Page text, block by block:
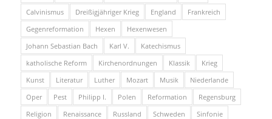
Calvinismus
Dreißigjähriger Krieg England
Frankreich
Gegenreformation
Hexen
Hexenwesen
Johann Sebastian Bach
Karl V.
Katechismus
katholische Reform
Kirchenordnungen Klassik
Krieg
Kunst
Literatur Luther Mozart Musik
Niederlande
Oper
Pest Philipp I. Polen Reformation
Regensburg
Religion
Renaissance Russland Schweden
Sinfonie